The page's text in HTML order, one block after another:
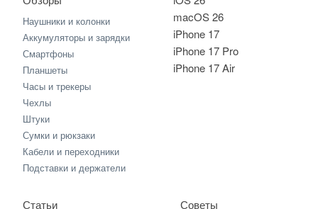
macOS 26
iPhone 17
iPhone 17 Pro
iPhone 17 Air
Наушники и колонки
Аккумуляторы и зарядки
Смартфоны
Планшеты
Часы и трекеры
Чехлы
Штуки
Сумки и рюкзаки
Кабели и переходники
Подставки и держатели
Статьи
Советы